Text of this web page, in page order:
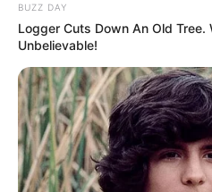
Autoria:Paulo Santos.
VEJA TAMBÉM:
+Bate Papo de como
Disciplina 3.
+Atividade da Disciplina 4:
Interpessoais.
+Saúde com Agente: Atividade
BUZZ DAY
Logger Cuts Down An Old Tree.
Unbelievable!